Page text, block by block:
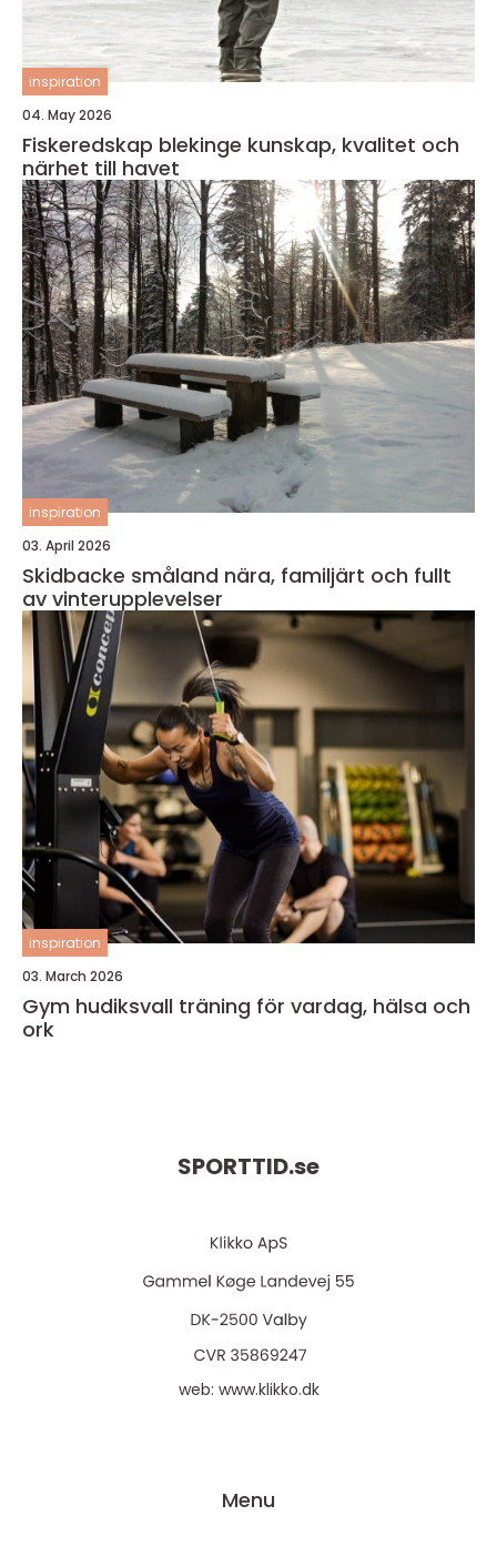
inspiration
04. May 2026
Fiskeredskap blekinge kunskap, kvalitet och
närhet till havet
inspiration
03. April 2026
Skidbacke småland nära, familjärt och fullt
av vinterupplevelser
inspiration
03. March 2026
Gym hudiksvall träning för vardag, hälsa och
ork
SPORTTID.se
web: www.klikko.dk
Menu